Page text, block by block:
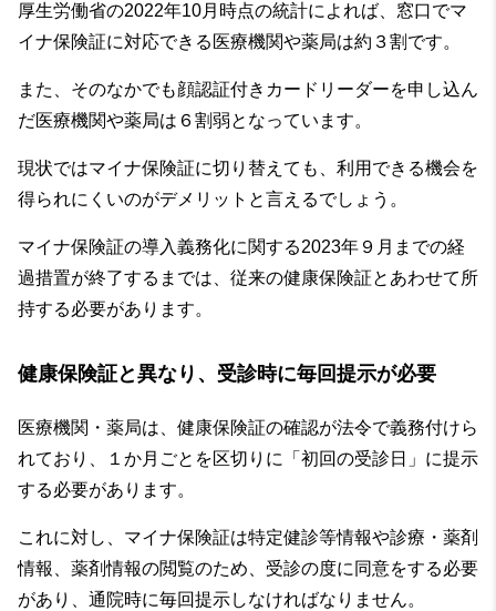
厚生労働省の2022年10月時点の統計によれば、窓口でマ
イナ保険証に対応できる医療機関や薬局は約３割です。
また、そのなかでも顔認証付きカードリーダーを申し込ん
だ医療機関や薬局は６割弱となっています。
現状ではマイナ保険証に切り替えても、利用できる機会を
得られにくいのがデメリットと言えるでしょう。
マイナ保険証の導入義務化に関する2023年９月までの経
過措置が終了するまでは、従来の健康保険証とあわせて所
持する必要があります。
健康保険証と異なり、受診時に毎回提示が必要
医療機関・薬局は、健康保険証の確認が法令で義務付けら
れており、１か月ごとを区切りに「初回の受診日」に提示
する必要があります。
これに対し、マイナ保険証は特定健診等情報や診療・薬剤
情報、薬剤情報の閲覧のため、受診の度に同意をする必要
があり、通院時に毎回提示しなければなりません。